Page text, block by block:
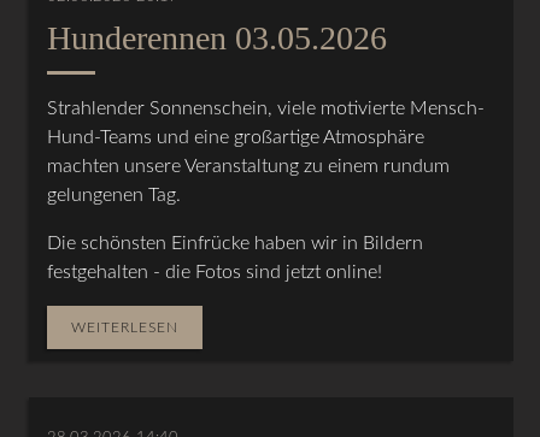
Hunderennen 03.05.2026
Strahlender Sonnenschein, viele motivierte Mensch-
Hund-Teams und eine großartige Atmosphäre
machten unsere Veranstaltung zu einem rundum
gelungenen Tag.
Die schönsten Einfrücke haben wir in Bildern
festgehalten - die Fotos sind jetzt online!
WEITERLESEN